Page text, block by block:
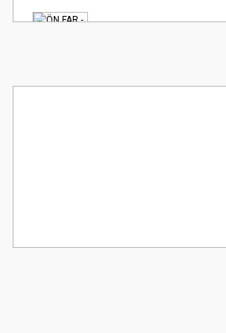
Görüş ve önerileriniz için teşekkür ederiz.